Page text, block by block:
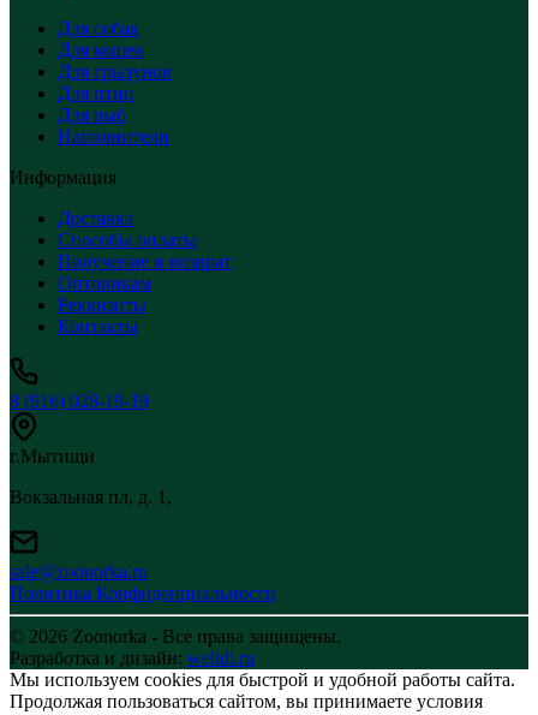
Для собак
Для кошек
Для грызунов
Для птиц
Для рыб
Наполнители
Информация
Доставка
Способы оплаты
Получение и возврат
Оптовикам
Реквизиты
Контакты
8 (916) 028-19-19
г.Мытищи
Вокзальная пл, д. 1,
sale@zoonorka.ru
Политика Конфиденциальности
© 2026 Zoonorka - Все права защищены.
Разработка и дизайн: welldi.ru
Мы используем cookies для быстрой и удобной работы сайта.
Продолжая пользоваться сайтом, вы принимаете условия